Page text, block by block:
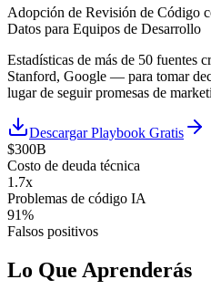
Adopción de Revisión de Código
Datos para Equipos de Desarrollo
Estadísticas de más de 50
Stanford, Google — para tomar
lugar de seguir promesas de
Descargar Playbook Gratis
$300B
Costo de deuda técnica
1.7x
Problemas de código IA
91%
Falsos positivos
Lo Que Aprenderás